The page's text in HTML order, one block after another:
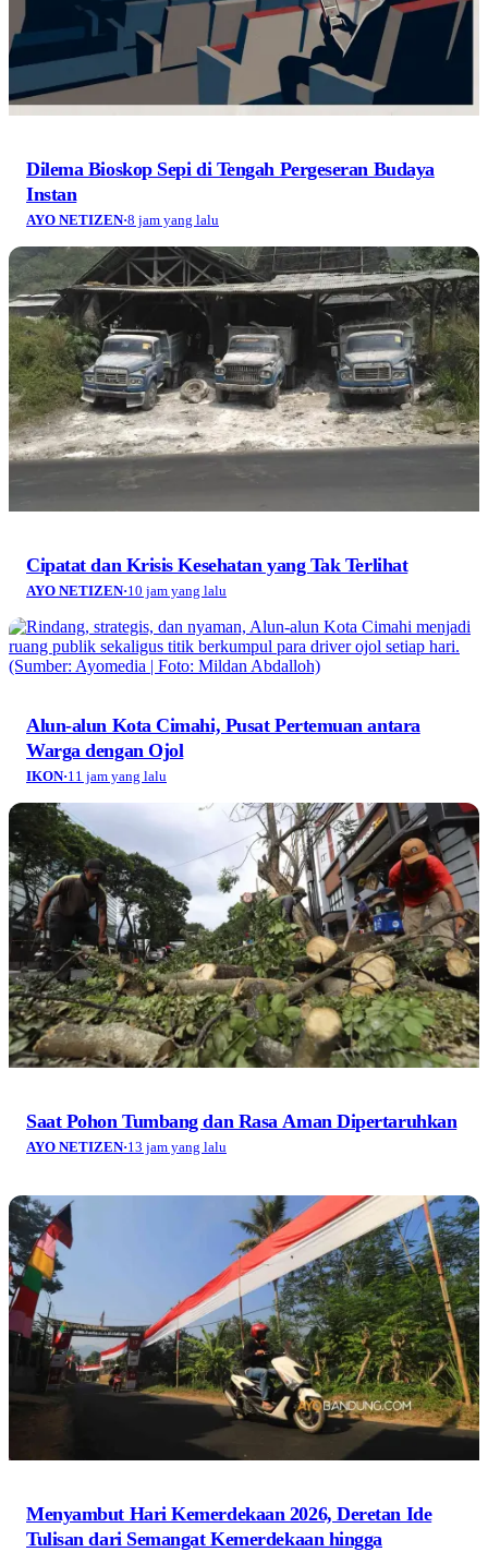
Dilema Bioskop Sepi di Tengah Pergeseran Budaya
Instan
AYO NETIZEN·8 jam yang lalu
Cipatat dan Krisis Kesehatan yang Tak Terlihat
AYO NETIZEN·10 jam yang lalu
Alun-alun Kota Cimahi, Pusat Pertemuan antara
Warga dengan Ojol
IKON·11 jam yang lalu
Saat Pohon Tumbang dan Rasa Aman Dipertaruhkan
AYO NETIZEN·13 jam yang lalu
Menyambut Hari Kemerdekaan 2026, Deretan Ide
Tulisan dari Semangat Kemerdekaan hingga